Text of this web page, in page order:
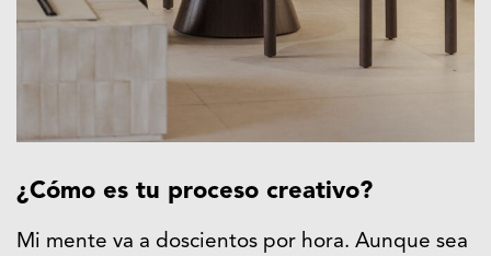
¿Cómo es tu proceso creativo?
Mi mente va a doscientos por hora. Aunque sea